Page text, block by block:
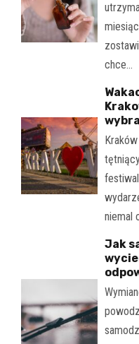
chce…
niemal
Jak